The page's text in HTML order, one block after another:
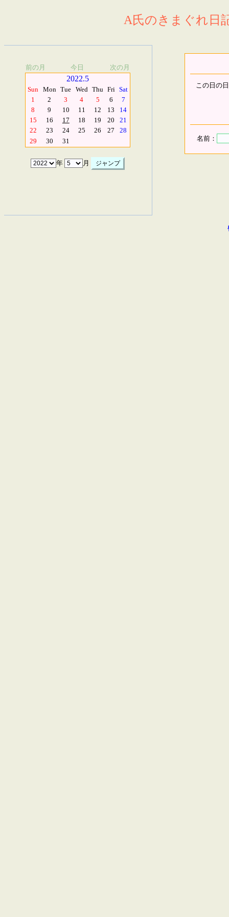
A氏のきまぐれ日
前の月 今日 次の月
2022.5
Sun Mon Tue Wed Thu Fri Sat
1
2 3 4 5 6
7
8
9 10 11 12 13
14
15
16 17 18 19 20
21
22
23 24 25 26 27
28
29
30 31
年 月
この日の
名前：